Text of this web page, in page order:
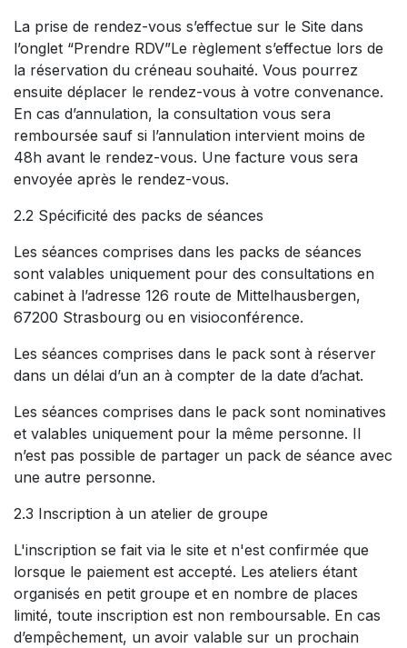
La prise de rendez-vous s’effectue sur le Site dans
l’onglet “Prendre RDV”Le règlement s’effectue lors de
la réservation du créneau souhaité. Vous pourrez
ensuite déplacer le rendez-vous à votre convenance.
En cas d’annulation, la consultation vous sera
remboursée sauf si l’annulation intervient moins de
48h avant le rendez-vous. Une facture vous sera
envoyée après le rendez-vous.
2.2 Spécificité des packs de séances
Les séances comprises dans les packs de séances
sont valables uniquement pour des consultations en
cabinet à l’adresse 126 route de Mittelhausbergen,
67200 Strasbourg ou en visioconférence.
Les séances comprises dans le pack sont à réserver
dans un délai d’un an à compter de la date d’achat.
Les séances comprises dans le pack sont nominatives
et valables uniquement pour la même personne. Il
n’est pas possible de partager un pack de séance avec
une autre personne.
2.3 Inscription à un atelier de groupe
L'inscription se fait via le site et n'est confirmée que
lorsque le paiement est accepté. Les ateliers étant
organisés en petit groupe et en nombre de places
limité, toute inscription est non remboursable. En cas
d’empêchement, un avoir valable sur un prochain